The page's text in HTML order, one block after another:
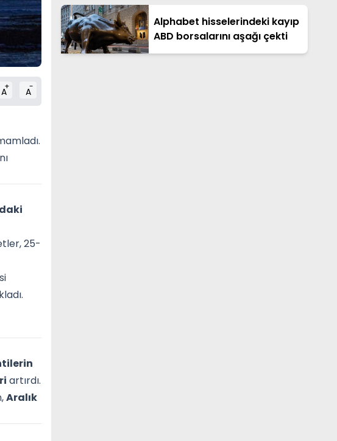
A+ A-
25-
artırdı.
Aralık
Alphabet hisselerindeki kayıp
ABD borsalarını aşağı çekti